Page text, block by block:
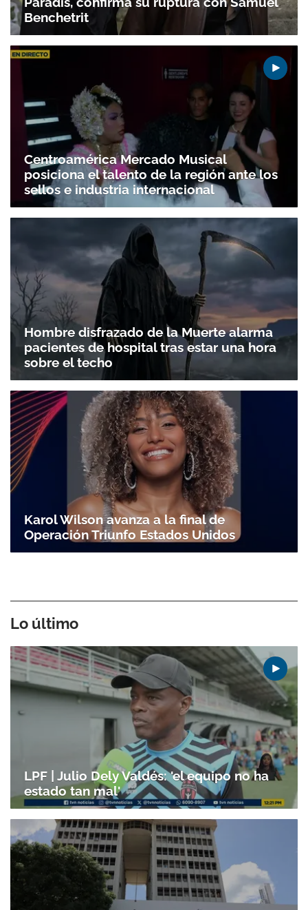
Benchetrit
Centroamérica Mercado Musical
posiciona el talento de la región ante los
sellos e industria internacional
Hombre disfrazado de la Muerte alarma
pacientes de hospital tras estar una hora
sobre el techo
Karol Wilson avanza a la final de
Operación Triunfo Estados Unidos
Lo último
LPF | Julio Dely Valdés: 'el equipo no ha
estado tan mal'